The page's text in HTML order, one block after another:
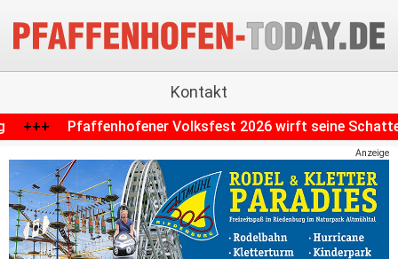
Kontakt
2026 wirft seine Schatten voraus: Parkplätze
Anzeige